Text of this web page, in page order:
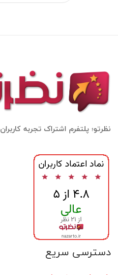
نظرتو؛ پلتفرم اشتراک تجربه کاربران
دسترسی سریع